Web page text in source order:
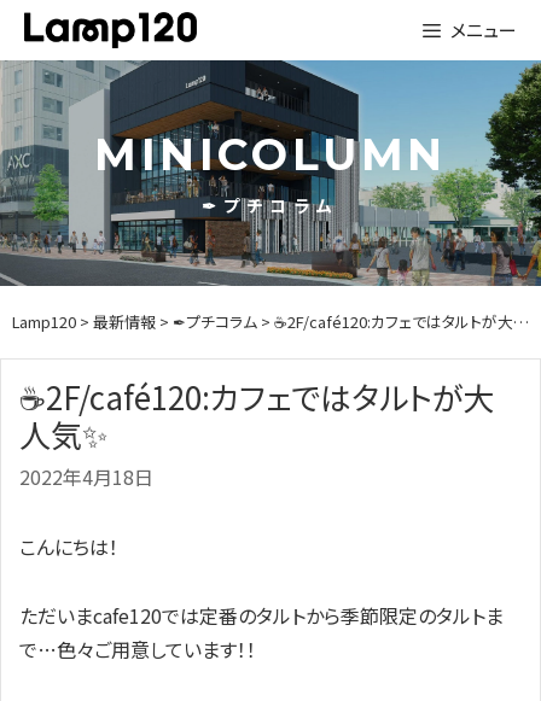
Skip
content
メニュー
MINICOLUMN
✒プチコラム
Lamp120 > 最新情報 > ✒プチコラム > ☕2F/café120:カフェではタルトが大人気✨
☕2F/café120:カフェではタルトが大
人気✨
2022年4月18日
こんにちは！
ただいまcafe120では定番のタルトから季節限定のタルトま
で…色々ご用意しています！！